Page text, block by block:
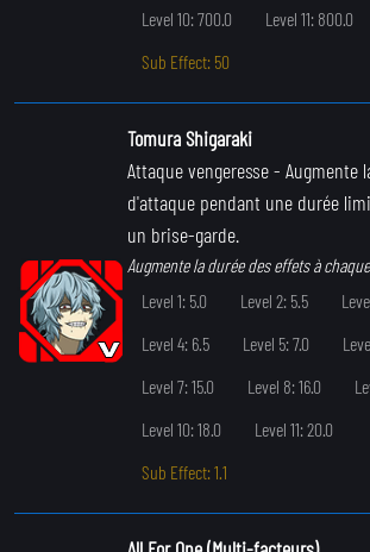
Level 10: 700.0
Level 11: 800.0
Sub Effect: 50
Tomura Shigaraki
Attaque vengeresse- Augmente
d'attaque pendant une durée
un brise-garde.
Augmente la durée des effets à
Level 1: 5.0
Level 2: 5.5
Level 4: 6.5
Level 5: 7.0
Level 7: 15.0
Level 8: 16.0
Level 10: 18.0
Level 11: 20.0
Sub Effect: 1.1